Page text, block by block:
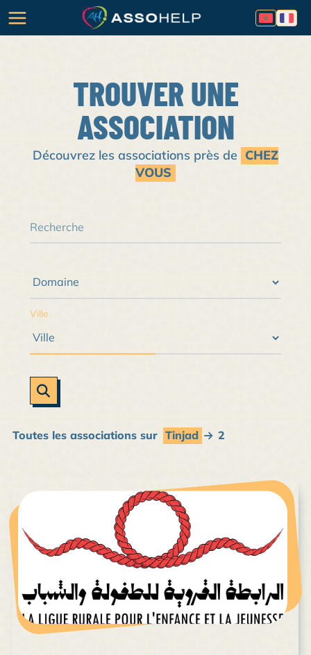
TROUVER UNE
ASSOCIATION
Découvrez les associations près de CHEZ
VOUS
Ville
Toutes les associations sur Tinjad 2